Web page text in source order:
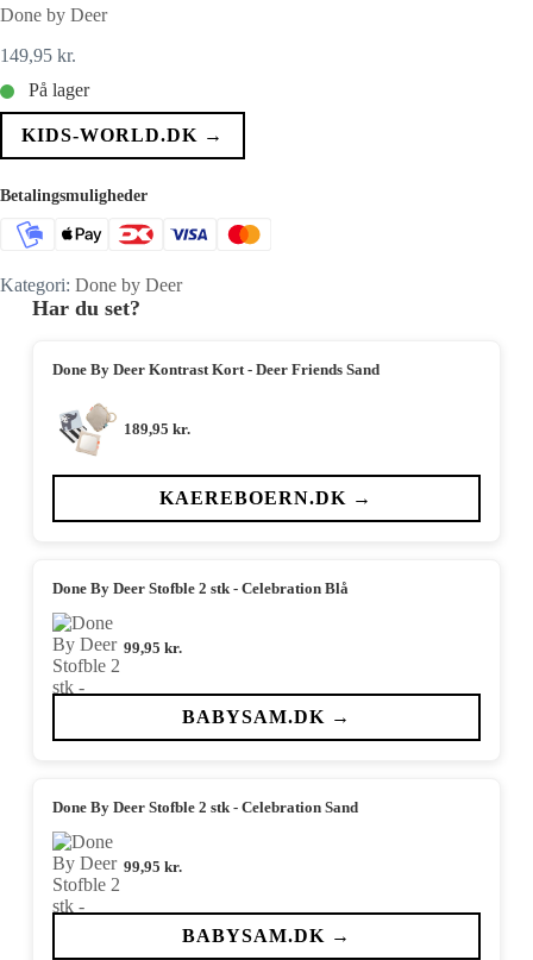
Done by Deer
149,95 kr.
På lager
KIDS-WORLD.DK →
Betalingsmuligheder
Kategori: Done by Deer
Har du set?
Done By Deer Kontrast Kort - Deer Friends Sand
189,95 kr.
KAEREBOERN.DK →
Done By Deer Stofble 2 stk - Celebration Blå
99,95 kr.
BABYSAM.DK →
Done By Deer Stofble 2 stk - Celebration Sand
99,95 kr.
BABYSAM.DK →